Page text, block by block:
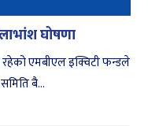
घोषणा
रहेको एमबीएल इक्विटी फन्डले
बै...